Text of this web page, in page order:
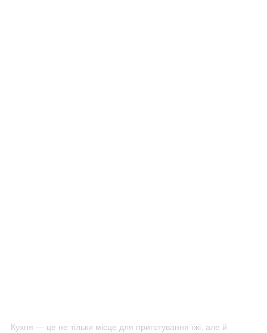
Кухня — це не тільки місце для приготування їжі, але й